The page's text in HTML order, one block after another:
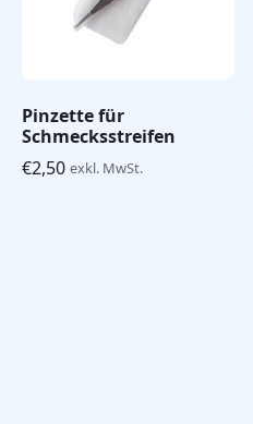
Pinzette für
Schmecksstreifen
€2,50 exkl. MwSt.